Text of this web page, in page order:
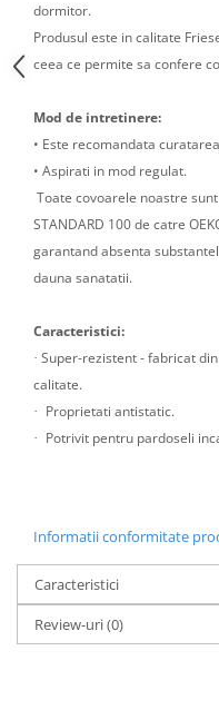
dormitor.
Produsul este in calitate
ceea ce permite sa confere
Mod de intretinere:
• Este recomandata
• Aspirati in mod regulat.
Toate covoarele noastre
STANDARD 100 de catre
garantand absenta
dauna sanatatii.
Caracteristici:
· Super-rezistent - fabricat
calitate.
· Proprietati antistatic.
· Potrivit pentru pardoseli
Informatii conformitate
Caracteristici
Review-uri(0)